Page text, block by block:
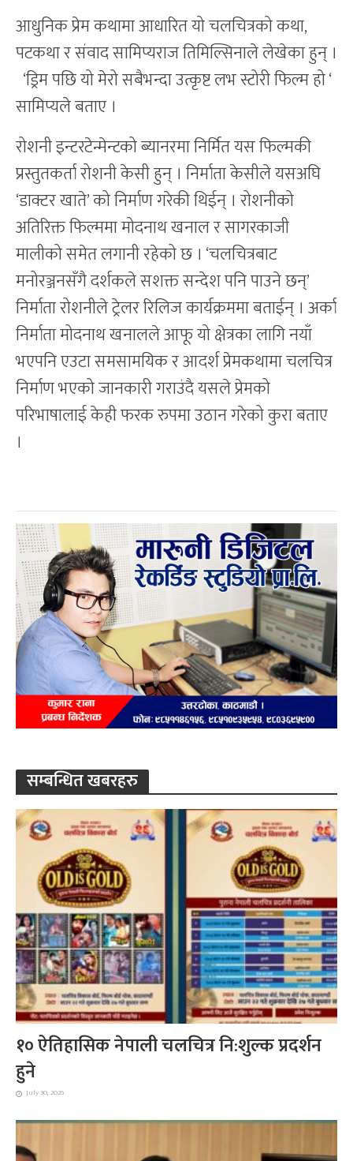
आधुनिक प्रेम कथामा आधारित यो चलचित्रको कथा,
पटकथा र संवाद सामिप्यराज तिमिल्सिनाले लेखेका हुन् ।
‘ड्रिम पछि यो मेरो सबैभन्दा उत्कृष्ट लभ स्टोरी फिल्म हो ‘
सामिप्यले बताए ।
रोशनी इन्टरटेन्मेन्टको ब्यानरमा निर्मित यस फिल्मकी
प्रस्तुतकर्ता रोशनी केसी हुन् । निर्माता केसीले यसअघि
‘डाक्टर खाते’ को निर्माण गरेकी थिईन् । रोशनीको
अतिरिक्त फिल्ममा मोदनाथ खनाल र सागरकाजी
मालीको समेत लगानी रहेको छ । ‘चलचित्रबाट
मनोरञ्जनसँगै दर्शकले सशक्त सन्देश पनि पाउने छन्’
निर्माता रोशनीले ट्रेलर रिलिज कार्यक्रममा बताईन् । अर्का
निर्माता मोदनाथ खनालले आफू यो क्षेत्रका लागि नयाँ
भएपनि एउटा समसामयिक र आदर्श प्रेमकथामा चलचित्र
निर्माण भएको जानकारी गराउंदै यसले प्रेमको
परिभाषालाई केही फरक रुपमा उठान गरेको कुरा बताए
।
सम्बन्धित खबरहरु
१० ऐतिहासिक नेपाली चलचित्र नि:शुल्क प्रदर्शन
हुने
July 30, 2026